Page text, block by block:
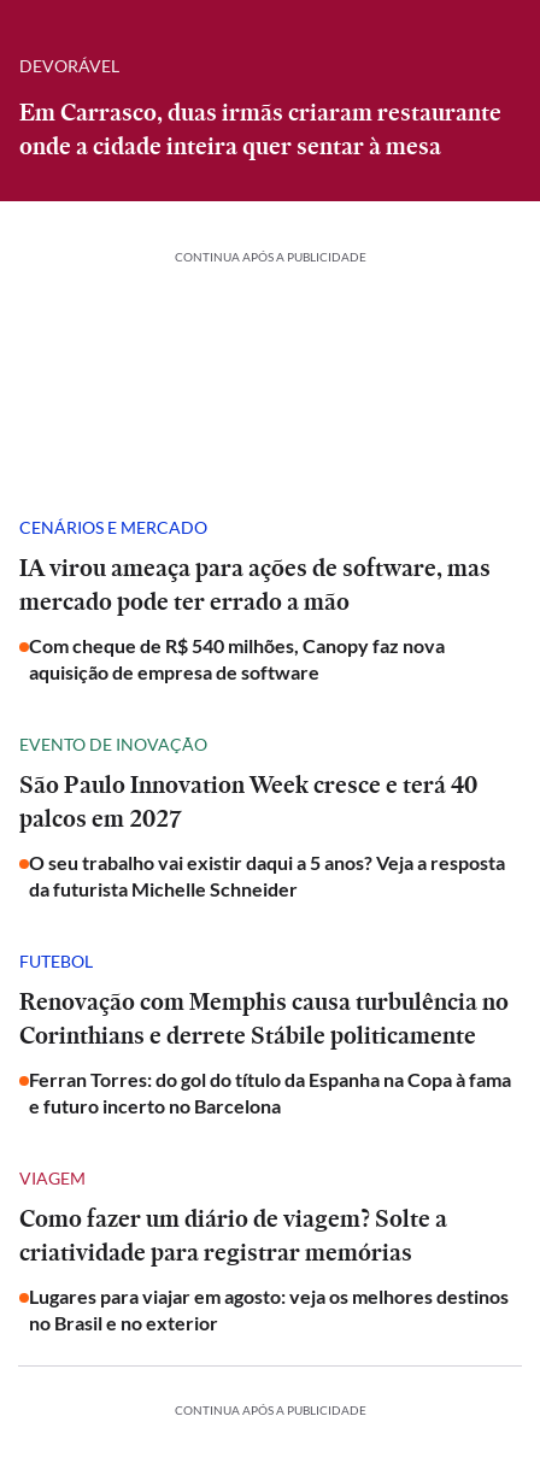
DEVORÁVEL
Em Carrasco, duas irmãs criaram restaurante
onde a cidade inteira quer sentar à mesa
CONTINUA APÓS A PUBLICIDADE
CENÁRIOS E MERCADO
IA virou ameaça para ações de software, mas
mercado pode ter errado a mão
Com cheque de R$ 540 milhões, Canopy faz nova
aquisição de empresa de software
EVENTO DE INOVAÇÃO
São Paulo Innovation Week cresce e terá 40
palcos em 2027
O seu trabalho vai existir daqui a 5 anos? Veja a resposta
da futurista Michelle Schneider
FUTEBOL
Renovação com Memphis causa turbulência no
Corinthians e derrete Stábile politicamente
Ferran Torres: do gol do título da Espanha na Copa à fama
e futuro incerto no Barcelona
VIAGEM
Como fazer um diário de viagem? Solte a
criatividade para registrar memórias
Lugares para viajar em agosto: veja os melhores destinos
no Brasil e no exterior
CONTINUA APÓS A PUBLICIDADE